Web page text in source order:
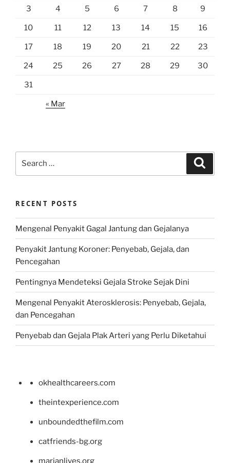
3 4 5 6 7 8 9
10 11 12 13 14 15 16
17 18 19 20 21 22 23
24 25 26 27 28 29 30
31
« Mar
RECENT POSTS
Mengenal Penyakit Gagal Jantung dan Gejalanya
Penyakit Jantung Koroner: Penyebab, Gejala, dan
Pencegahan
Pentingnya Mendeteksi Gejala Stroke Sejak Dini
Mengenal Penyakit Aterosklerosis: Penyebab, Gejala,
dan Pencegahan
Penyebab dan Gejala Plak Arteri yang Perlu Diketahui
okhealthcareers.com
theintexperience.com
unboundedthefilm.com
catfriends-bg.org
marianlives.org